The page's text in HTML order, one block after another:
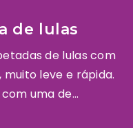
de lulas
de lulas com
leve e rápida.
uma de...